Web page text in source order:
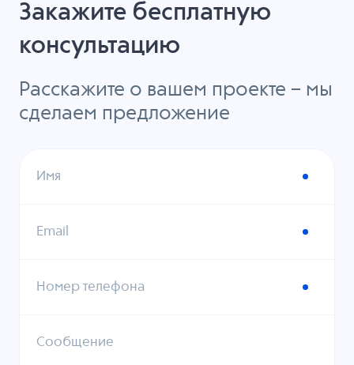
Закажите бесплатную
консультацию
Расскажите о вашем проекте – мы
сделаем предложение
Имя
Email
Номер телефона
Сообщение